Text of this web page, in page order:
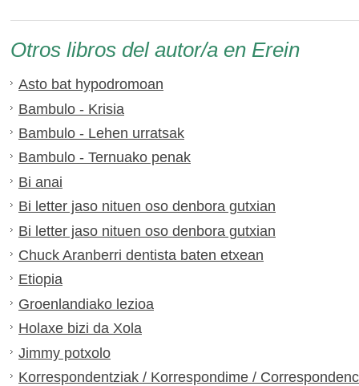
Otros libros del autor/a en Erein
Asto bat hypodromoan
Bambulo - Krisia
Bambulo - Lehen urratsak
Bambulo - Ternuako penak
Bi anai
Bi letter jaso nituen oso denbora gutxian
Bi letter jaso nituen oso denbora gutxian
Chuck Aranberri dentista baten etxean
Etiopia
Groenlandiako lezioa
Holaxe bizi da Xola
Jimmy potxolo
Korrespondentziak / Korrespondime /